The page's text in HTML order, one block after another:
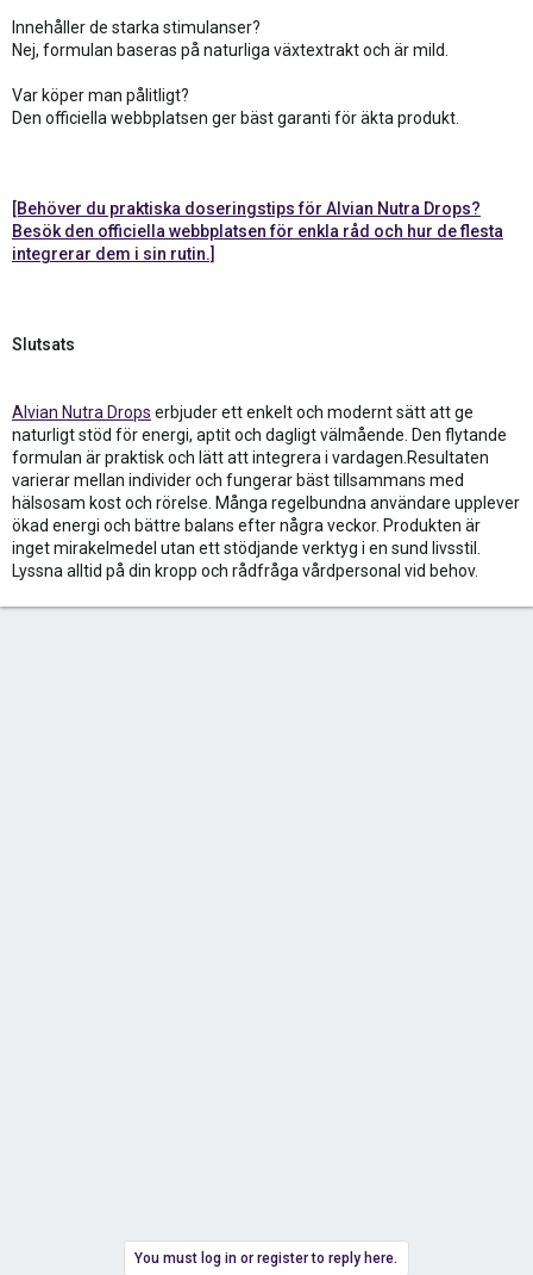
Innehåller de starka stimulanser?
Nej, formulan baseras på naturliga växtextrakt och är mild.
Var köper man pålitligt?
Den officiella webbplatsen ger bäst garanti för äkta produkt.
[Behöver du praktiska doseringstips för Alvian Nutra Drops?
Besök den officiella webbplatsen för enkla råd och hur de flesta
integrerar dem i sin rutin.]
Slutsats
Alvian Nutra Drops erbjuder ett enkelt och modernt sätt att ge
naturligt stöd för energi, aptit och dagligt välmående. Den flytande
formulan är praktisk och lätt att integrera i vardagen.Resultaten
varierar mellan individer och fungerar bäst tillsammans med
hälsosam kost och rörelse. Många regelbundna användare upplever
ökad energi och bättre balans efter några veckor. Produkten är
inget mirakelmedel utan ett stödjande verktyg i en sund livsstil.
Lyssna alltid på din kropp och rådfråga vårdpersonal vid behov.
You must log in or register to reply here.